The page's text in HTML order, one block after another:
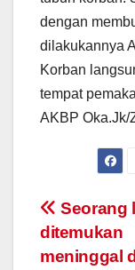
dengan
dilakukannya
Korban
tempat
AKBP Oka.Jk/
Post
Seorang
ditemukan
meninggal